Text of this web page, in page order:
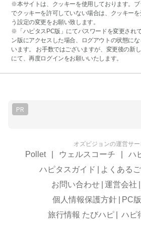
※本サイトは、クッキーを使用しております。
でクッキーを許可していない場合は、クッキー
う設定の変更をお願い致します。
※「ハピタスPC版」にてパスワードを変更され
ン版にアクセスした場合、ログアウトの状態に
います。 お手数ではございますが、変更後の新
にて、再度ログインをお願いいたします。
PR
オズビジョンの運営サー
Pollet ウェルスコーチ
ハ
ハピタスガイド
よくある
お問い合わせ 運営会社
個人情報保護方針
PC
旅行情報 たびハピ
ハピ